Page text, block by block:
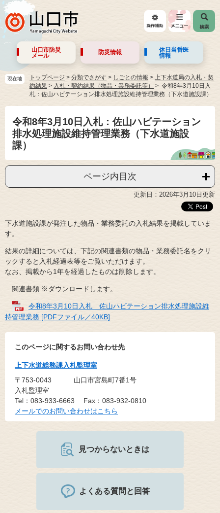
山口市防災
メール
防災情報
休日当番医
情報
現在地 トップページ > 分類でさがす > しごとの情報 >
上下水道局の入札・契
約結果 > 入札・契約結果（物品・業務委託等）
令和8年3月10日入
札：佐山ハビテーション排水処理施設維持管理業務（下水道施設課）
令和8年3月10日入札：佐山ハビテーション
排水処理施設維持管理業務（下水道施設
課）
ページ内目次
更新日：2026年3月10日更新
下水道施設課が発注した物品・業務委託の入札結果を掲載していま
す。
結果の詳細については、下記の関連書類の物品・業務委託名をクリ
ックすると入札経過表等をご覧いただけます。
なお、掲載から1年を経過したものは削除します。
関連書類 ※ダウンロードします。
令和8年3月10日入札 佐山ハビテーション排水処理施設維
持管理業務 [PDFファイル／40KB]
このページに関するお問い合わせ先
上下水道総務課入札監理室
〒753-0043
山口市宮島町7番1号
入札監理室
Tel：083-933-6663
Fax：083-932-0810
メールでのお問い合わせはこちら
見つからないときは
よくある質問と回答